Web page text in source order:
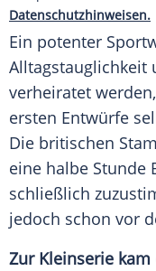
Datenschutzhinweisen.
Ein potenter
Alltagstauglichkeit
verheiratet
ersten Entwürfe
Die britischen
eine halbe Stunde
schließlich
jedoch schon vor
Zur Kleinserie kam